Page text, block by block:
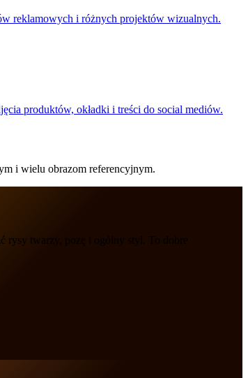
reklamowych i różnych projektów wizualnych.
produktów, okładki i treści do social mediów.
i wielu obrazom referencyjnym.
rysy twarzy, pozę i ogólny styl. To dobre